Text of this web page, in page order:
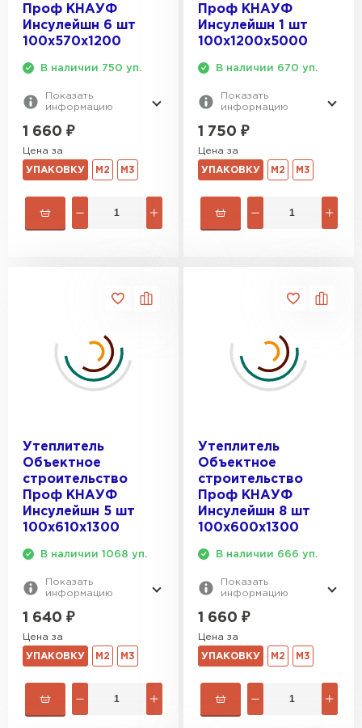
Проф КНАУФ
Инсулейшн 6 шт
100х570х1200
В наличии 750 уп.
Показать
информацию
1 660 ₽
Цена за
УПАКОВКУ М2 М3
Проф КНАУФ
Инсулейшн 1 шт
100х1200х5000
В наличии 670 уп.
Показать
информацию
1 750 ₽
Цена за
УПАКОВКУ М2 М3
Утеплитель
Объектное
строительство
Проф КНАУФ
Инсулейшн 5 шт
100х610х1300
В наличии 1068 уп.
Показать
информацию
1 640 ₽
Цена за
УПАКОВКУ М2 М3
Утеплитель
Объектное
строительство
Проф КНАУФ
Инсулейшн 8 шт
100х600х1300
В наличии 666 уп.
Показать
информацию
1 660 ₽
Цена за
УПАКОВКУ М2 М3